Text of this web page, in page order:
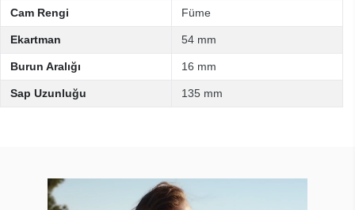
Cam Rengi Füme
Ekartman 54 mm
Burun Aralığı 16 mm
Sap Uzunluğu 135 mm